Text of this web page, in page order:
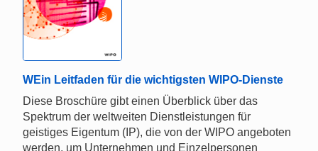
WEin Leitfaden für die wichtigsten WIPO-Dienste
Diese Broschüre gibt einen Überblick über das
Spektrum der weltweiten Dienstleistungen für
geistiges Eigentum (IP), die von der WIPO angeboten
werden, um Unternehmen und Einzelpersonen